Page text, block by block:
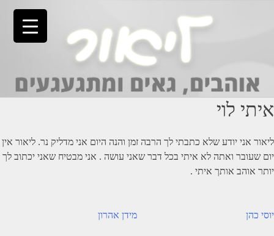
איתי לוי
ליאור אני יודע שלא כתבתי לך הרבה זמן והנה היום אני מדליק נר. ליאור אין
יום שעובר ואתה לא איתי בכל דבר שאני עושה . אני מבטיח שאני יכתוב לך
יותר אוהב אותך איתי .
ניווט מידן אהרון יוסי כהן